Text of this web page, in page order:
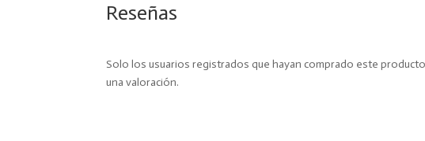
experto
Reseñas
Solo los usuarios registrados que hayan comprado este
una valoración.